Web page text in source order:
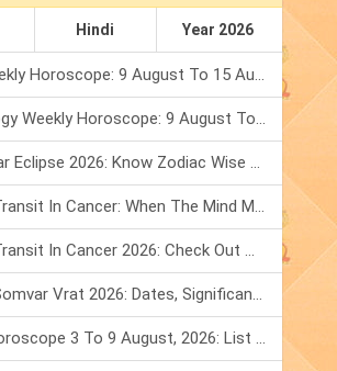
Hindi Year 2026
Tarot Weekly Horoscope: 9 August To 15 August, 2026
Numerology Weekly Horoscope: 9 August To 15 August, 2026
Total Solar Eclipse 2026: Know Zodiac Wise Prediction
Mercury Transit In Cancer: When The Mind Meets The Heart!
Mercury Transit In Cancer 2026: Check Out What It Brings For You
Shravan Somvar Vrat 2026: Dates, Significance & Rituals In August
Weekly Horoscope 3 To 9 August, 2026: List Of Fasts & Festivals